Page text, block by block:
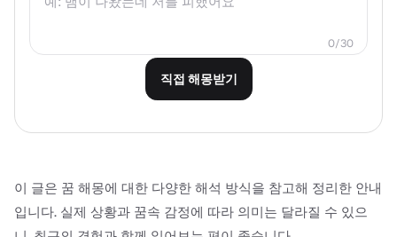
0/30
직접 해몽받기
이 글은 꿈 해몽에 대한 다양한 해석 방식을 참고해 정리한 안내
입니다. 실제 상황과 꿈속 감정에 따라 의미는 달라질 수 있으